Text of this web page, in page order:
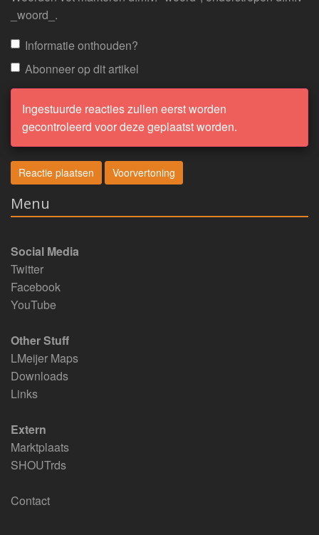
_woord_.
Informatie onthouden?
Abonneer op dit artikel
Ingestuurde reacties zullen eerst worden
gecontroleerd voor deze geplaatst worden.
Menu
Social Media
Twitter
Facebook
YouTube
Other Stuff
LMeijer Maps
Downloads
Links
Extern
Marktplaats
SHOUTrds
Contact